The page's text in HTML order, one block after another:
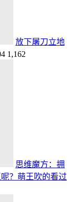
放下屠刀立地
1,162
思维魔方：拥
？萌王吹的看过